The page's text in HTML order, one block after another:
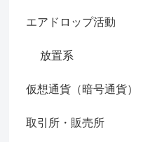
エアドロップ活動
放置系
仮想通貨（暗号通貨）
取引所・販売所